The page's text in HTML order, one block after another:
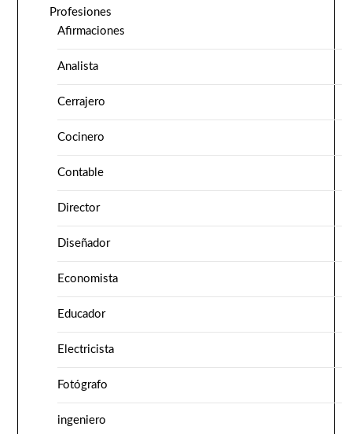
Profesiones
Afirmaciones
Analista
Cerrajero
Cocinero
Contable
Director
Diseñador
Economista
Educador
Electricista
Fotógrafo
ingeniero